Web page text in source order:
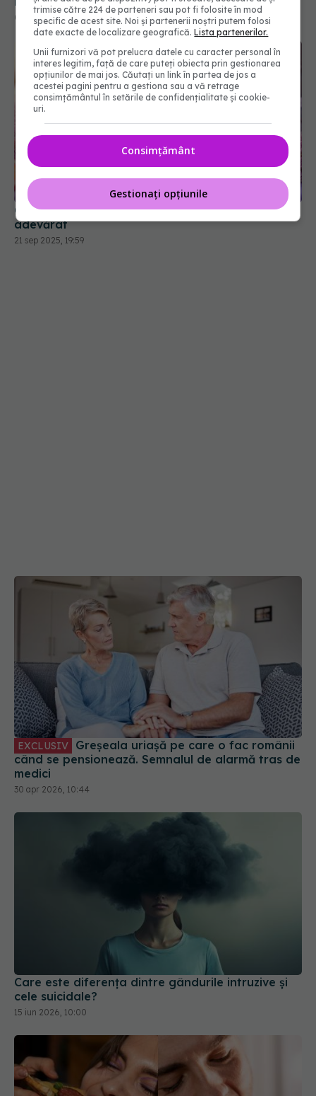
01 noi 2025, 11:52
Ce spune parfumul tău despre cine ești cu
adevărat
21 sep 2025, 19:59
EXCLUSIV
când se pensionează. Semnalul de alarmă tras de
medici
30 apr 2026, 10:44
Care este diferența dintre gândurile intruzive și
cele suicidale?
15 iun 2026, 10:00
trimise către 224 de parteneri sau pot fi folosite în mod
specific de acest site. Noi și partenerii noștri putem folosi
date exacte de localizare geografică.Lista partenerilor.
Unii furnizori vă pot prelucra datele cu caracter personal în
interes legitim, față de care puteți obiecta prin gestionarea
opțiunilor de mai jos. Căutați un link în partea de jos a
acestei pagini pentru a gestiona sau a vă retrage
consimțământul în setările de confidențialitate și cookie-
uri.
Consimțământ
Gestionați opțiunile